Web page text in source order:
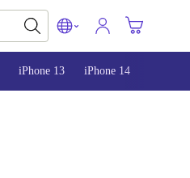
iPhone 13 iPhone 14